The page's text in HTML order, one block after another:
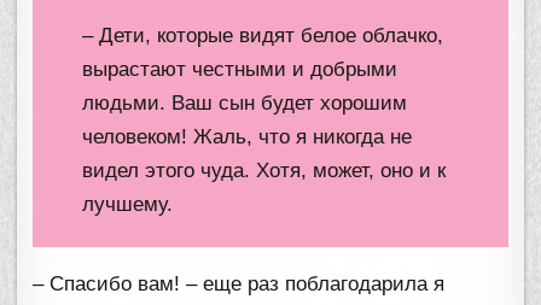
– Дети, которые видят белое облачко,
вырастают честными и добрыми
людьми. Ваш сын будет хорошим
человеком! Жаль, что я никогда не
видел этого чуда. Хотя, может, оно и к
лучшему.
– Спасибо вам! – еще раз поблагодарила я